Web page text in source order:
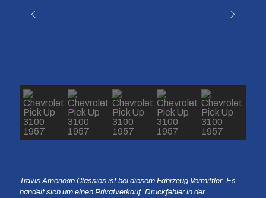
Travis American Classics ist bei diesem Fahrzeug Vermittler. Es
handelt sich um einen Privatverkauf. Druckfehler in der